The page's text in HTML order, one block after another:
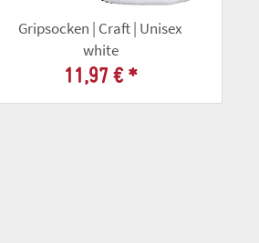
Gripsocken | Craft | Unisex
white
11,97 € *